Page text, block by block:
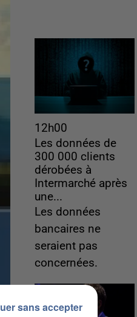
12h00
Les données de
300 000 clients
dérobées à
Intermarché après
une...
Les données
bancaires ne
seraient pas
concernées.
sans accepter